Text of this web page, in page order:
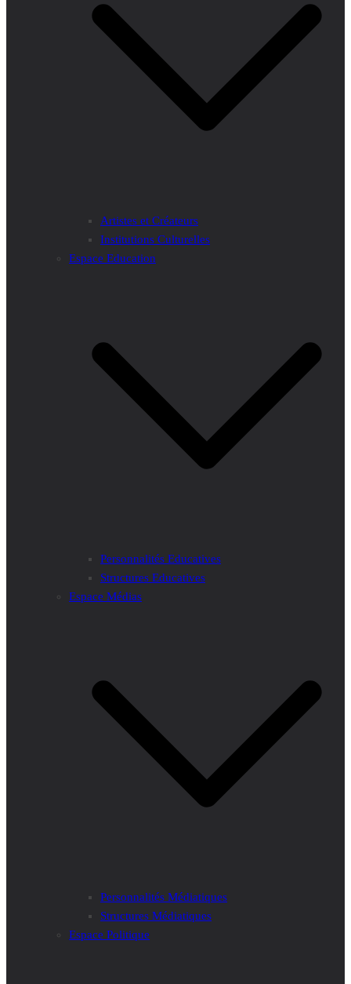
Artistes et Créateurs
Institutions Culturelles
Espace Education
Personnalités Educatives
Structures Educatives
Espace Médias
Personnalités Médiatiques
Structures Médiatiques
Espace Politique